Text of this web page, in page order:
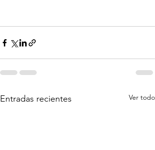
Entradas recientes Ver todo